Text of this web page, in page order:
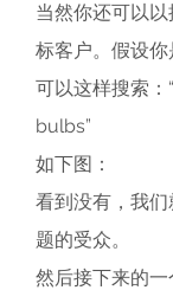
当然你还可以
标客户。假设
可以这样搜索
bulbs”
如下图：
看到没有，我
题的受众。
然后接下来的